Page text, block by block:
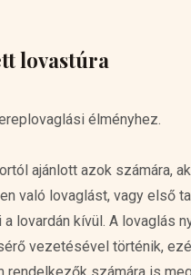
lovastúra
élményhez.
ajánlott azok számára,
való lovaglást, vagy első
lovardán kívül. A lovaglás
vezetésével történik,